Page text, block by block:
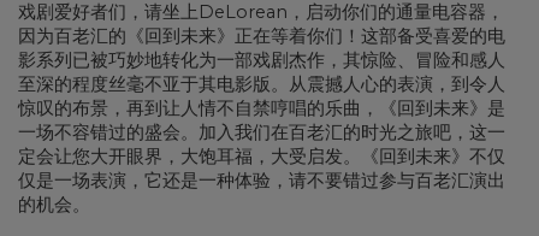
戏剧爱好者们，请坐上DeLorean，启动你们的通量电容器，
因为百老汇的《回到未来》正在等着你们！这部备受喜爱的电
影系列已被巧妙地转化为一部戏剧杰作，其惊险、冒险和感人
至深的程度丝毫不亚于其电影版。从震撼人心的表演，到令人
惊叹的布景，再到让人情不自禁哼唱的乐曲，《回到未来》是
一场不容错过的盛会。加入我们在百老汇的时光之旅吧，这一
定会让您大开眼界，大饱耳福，大受启发。《回到未来》不仅
仅是一场表演，它还是一种体验，请不要错过参与百老汇演出
的机会。